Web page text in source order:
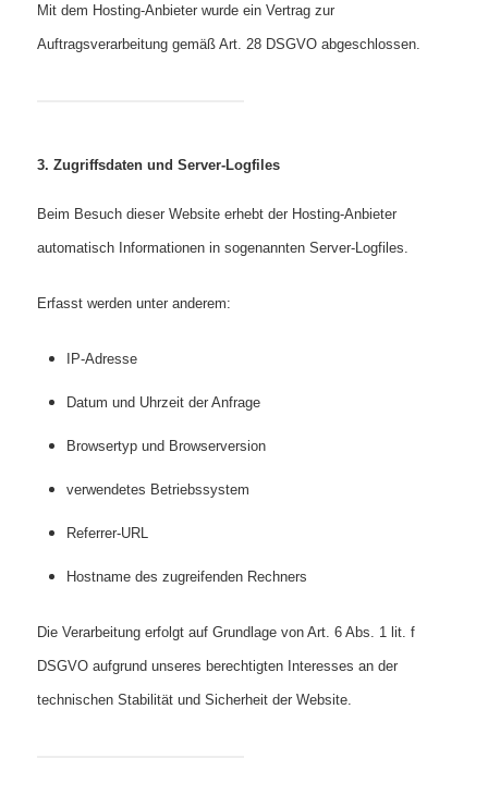
Mit dem Hosting-Anbieter wurde ein Vertrag zur
Auftragsverarbeitung gemäß Art. 28 DSGVO abgeschlossen.
3. Zugriffsdaten und Server-Logfiles
Beim Besuch dieser Website erhebt der Hosting-Anbieter
automatisch Informationen in sogenannten Server-Logfiles.
Erfasst werden unter anderem:
IP-Adresse
Datum und Uhrzeit der Anfrage
Browsertyp und Browserversion
verwendetes Betriebssystem
Referrer-URL
Hostname des zugreifenden Rechners
Die Verarbeitung erfolgt auf Grundlage von Art. 6 Abs. 1 lit. f
DSGVO aufgrund unseres berechtigten Interesses an der
technischen Stabilität und Sicherheit der Website.